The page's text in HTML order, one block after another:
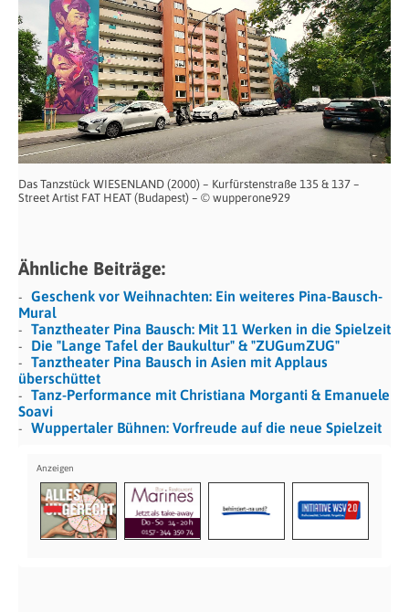
Das Tanzstück WIESENLAND (2000) – Kurfürstenstraße 135 & 137 –
Street Artist FAT HEAT (Budapest) – © wupperone929
Ähnliche Beiträge:
Geschenk vor Weihnachten: Ein weiteres Pina-Bausch-
Mural
Tanztheater Pina Bausch: Mit 11 Werken in die Spielzeit
Die "Lange Tafel der Baukultur" & "ZUGumZUG"
Tanztheater Pina Bausch in Asien mit Applaus
überschüttet
Tanz-Performance mit Christiana Morganti & Emanuele
Soavi
Wuppertaler Bühnen: Vorfreude auf die neue Spielzeit